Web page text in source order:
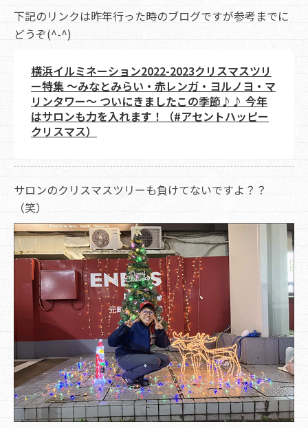
下記のリンクは昨年行った時のブログですが参考までに
どうぞ(^-^)
横浜イルミネーション2022-2023クリスマスツリ
ー特集 ～みなとみらい・赤レンガ・ヨルノヨ・マ
リンタワー～ ついにきましたこの季節♪♪ 今年
はサロンも力を入れます！（#アセントハッピー
クリスマス）
サロンのクリスマスツリーも負けてないですよ？？
（笑）